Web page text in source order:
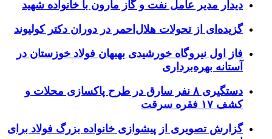
دیدار مدیر عامل نفت و گاز مارون با خانواده شهید
گزیده‌ای از تحولات هلال‌احمر در دوران دکتر کولیوند
فاز اول نیروگاه خورشیدی بهبهان فولاد خوزستان در
آستانه بهره‌برداری
دستگیری ۸ نفر سارق در طرح پاکسازی محلات و
کشف ۱۷ فقره سرقت
گزارش تصویری از پیشوازی خانواده بزرگ فولاد برای